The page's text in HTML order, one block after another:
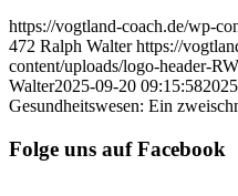
https://vogtland-coach.de/wp-
472 Ralph Walter https://
content/uploads/logo-header-
Walter2025-09-20 09:15:58
Gesundheitswesen: Ein
Folge uns auf Facebook